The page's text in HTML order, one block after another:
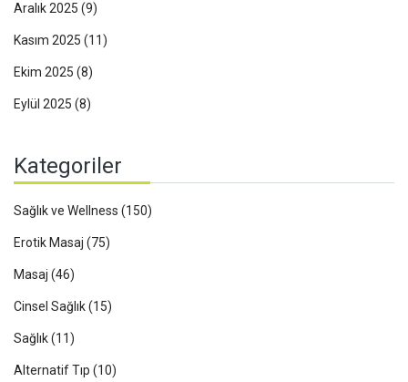
Aralık 2025 (9)
Kasım 2025 (11)
Ekim 2025 (8)
Eylül 2025 (8)
Kategoriler
Sağlık ve Wellness (150)
Erotik Masaj (75)
Masaj (46)
Cinsel Sağlık(15)
Sağlık(11)
Alternatif Tıp (10)